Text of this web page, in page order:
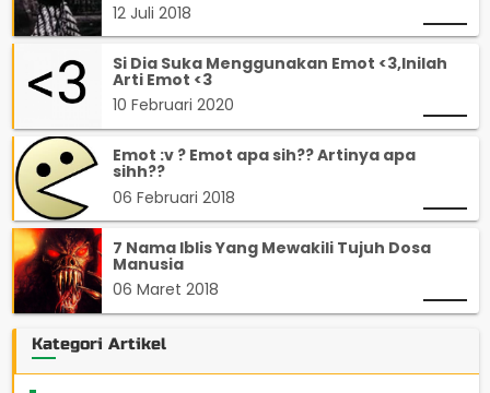
12 Juli 2018
Si Dia Suka Menggunakan Emot <3,Inilah
Arti Emot <3
10 Februari 2020
Emot :v ? Emot apa sih?? Artinya apa
sihh??
06 Februari 2018
7 Nama Iblis Yang Mewakili Tujuh Dosa
Manusia
06 Maret 2018
Kategori Artikel